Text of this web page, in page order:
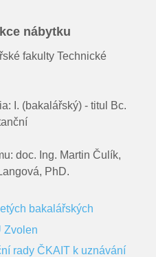
nábytku
fakulty Technické
I. (bakalářský) - titul Bc.
doc. Ing. Martin Čulík,
PhD.
bakalářských
Zvolen
rady ČKAIT k uznávání